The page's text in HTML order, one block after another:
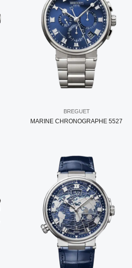
BREGUET
MARINE CHRONOGRAPHE 5527